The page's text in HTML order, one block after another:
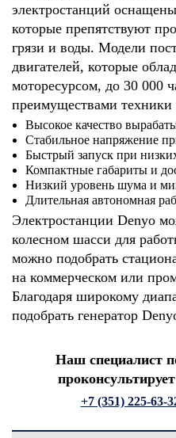
электростанций
которые препятствуют
грязи и воды. Модели
двигателей, которые
моторесурсом, до 30 000
преимуществами техники
Высокое качество
Стабильное напряжение
Быстрый запуск при
Компактные габариты и
Низкий уровень шума и
Длительная автономная
Электростанции Denyo
колесном шасси для
можно подобрать
на коммерческом или
Благодаря широкому
подобрать генератор
Наш специалист
+7 (351) 225-63-